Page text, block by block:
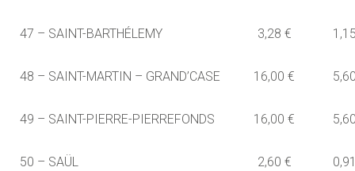
47 – SAINT-BARTHÉLEMY 3,28 €
48 – SAINT-MARTIN – GRAND’CASE 16,00 €
49 – SAINT-PIERRE-PIERREFONDS 16,00 €
50 – SAÜL 2,60 €